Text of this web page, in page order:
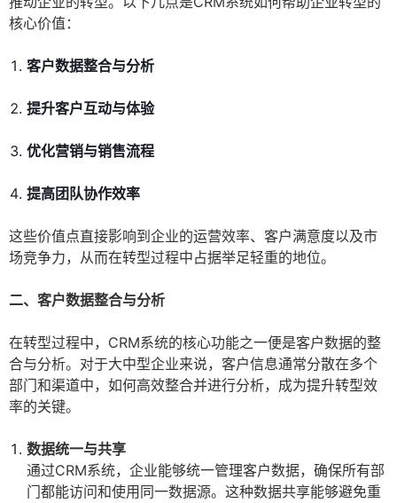
核心价值：
客户数据整合与分析
提升客户互动与体验
优化营销与销售流程
提高团队协作效率
这些价值点直接影响到企业的运营效率、客户满意度以及市
场竞争力，从而在转型过程中占据举足轻重的地位。
二、客户数据整合与分析
在转型过程中，CRM系统的核心功能之一便是客户数据的整
合与分析。对于大中型企业来说，客户信息通常分散在多个
部门和渠道中，如何高效整合并进行分析，成为提升转型效
率的关键。
数据统一与共享
通过CRM系统，企业能够统一管理客户数据，确保所有部
门都能访问和使用同一数据源。这种数据共享能够避免重